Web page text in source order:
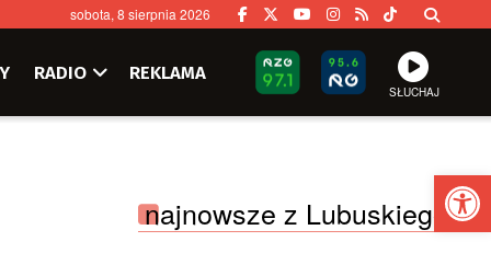
sobota, 8 sierpnia 2026
RADIO REKLAMA
SŁUCHAJ
najnowsze z Lubuskiego